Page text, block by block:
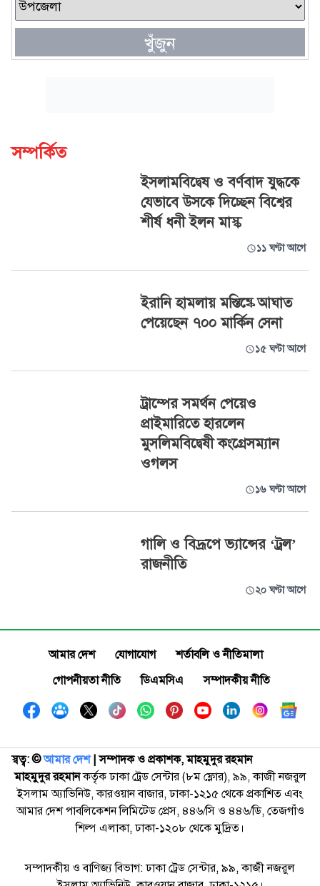
খুঁজুন
সম্পর্কিত
ইসলামবিদ্বেষ ও বর্ণবাদ যুদ্ধকে
যেভাবে উসকে দিচ্ছেন বিশ্বের
শীর্ষ ধনী ইলন মাস্ক
১১ ঘণ্টা আগে
ইরানি হামলায় মস্তিষ্কে আঘাত
পেয়েছেন ৭০০ মার্কিন সেনা
১৫ ঘণ্টা আগে
ট্রাম্পের সমর্থন পেয়েও
প্রাইমারিতে হারলেন
মুসলিমবিদ্বেষী কংগ্রেসম্যান
ওগলস
১৬ ঘণ্টা আগে
গালি ও বিদ্রূপে ভ্যান্সের ‘ট্রল’
রাজনীতি
২০ ঘণ্টা আগে
আমার দেশ যোগাযোগ
শর্তাবলি ও নীতিমালা
গোপনীয়তা নীতি
ডিএমসিএ সম্পাদকীয় নীতি
স্বত্ব: ©️আমার দেশ| সম্পাদক ও প্রকাশক, মাহমুদুর রহমান
মাহমুদুর রহমানকর্তৃক ঢাকা ট্রেড সেন্টার (৮ম ফ্লোর), ৯৯, কাজী নজরুল
ইসলাম অ্যাভিনিউ, কারওয়ান বাজার, ঢাকা-১২১৫ থেকে প্রকাশিত এবং
আমার দেশ পাবলিকেশন লিমিটেড প্রেস, ৪৪৬/সি ও ৪৪৬/ডি, তেজগাঁও
শিল্প এলাকা, ঢাকা-১২০৮ থেকে মুদ্রিত।
সম্পাদকীয় ও বাণিজ্য বিভাগ: ঢাকা ট্রেড সেন্টার, ৯৯, কাজী নজরুল